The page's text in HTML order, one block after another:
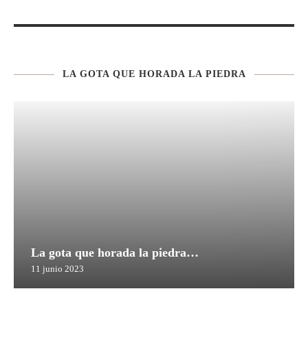
LA GOTA QUE HORADA LA PIEDRA
La gota que horada la piedra…
11 junio 2023